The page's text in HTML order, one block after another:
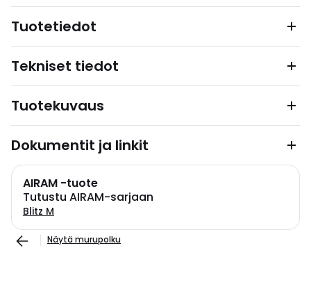
Tuotetiedot
Tekniset tiedot
Tuotekuvaus
Dokumentit ja linkit
AIRAM -tuote
Tutustu AIRAM-sarjaan
Blitz M
Näytä murupolku